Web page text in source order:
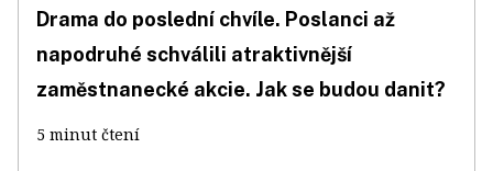
Drama do poslední chvíle. Poslanci až
napodruhé schválili atraktivnější
zaměstnanecké akcie. Jak se budou danit?
5 minut čtení